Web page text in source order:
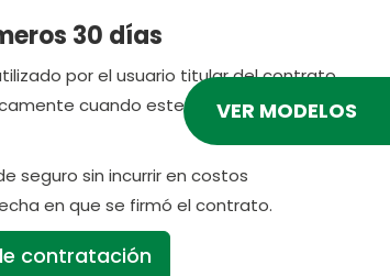
30 días
por el usuario titular del contrato
cuando este haya realizado el
seguro sin incurrir en costos
en que se firmó el contrato.
contratación
VER MODELOS